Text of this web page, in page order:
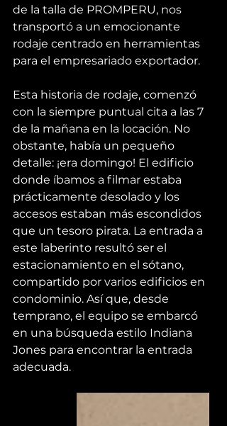
de la talla de PROMPERU, nos
transportó a un emocionante
rodaje centrado en herramientas
para el empresariado exportador.
Esta historia de rodaje, comenzó
con la siempre puntual cita a las 7
de la mañana en la locación. No
obstante, había un pequeño
detalle: ¡era domingo! El edificio
donde íbamos a filmar estaba
prácticamente desolado y los
accesos estaban más escondidos
que un tesoro pirata. La entrada a
este laberinto resultó ser el
estacionamiento en el sótano,
compartido por varios edificios en
condominio. Así que, desde
temprano, el equipo se embarcó
en una búsqueda estilo Indiana
Jones para encontrar la entrada
adecuada.